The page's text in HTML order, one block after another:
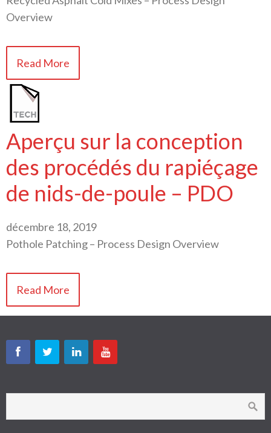
Overview
Read More
Aperçu sur la conception
des procédés du rapiéçage
de nids-de-poule – PDO
décembre 18, 2019
Pothole Patching – Process Design Overview
Read More